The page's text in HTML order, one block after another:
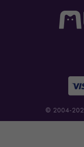
© 2004-